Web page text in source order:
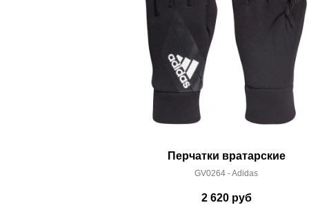
Перчатки вратарские
GV0264 - Adidas
2 620руб